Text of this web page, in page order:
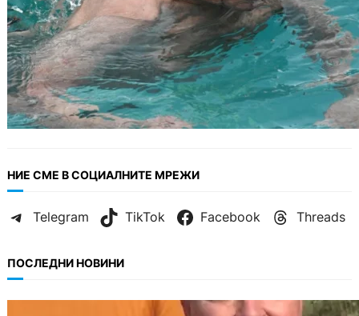
НИЕ СМЕ В СОЦИАЛНИТЕ МРЕЖИ
Telegram TikTok Facebook Threads
ПОСЛЕДНИ НОВИНИ